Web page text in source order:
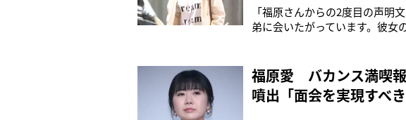
「福原さんからの2度目の声明
弟に会いたがっています。彼女
の元夫の江宏傑氏（34）が緊
ついて、今月1日、福原の代
福原愛 バカンス満喫
噴出「面会を実現すべ